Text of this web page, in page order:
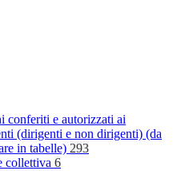
conferiti e autorizzati ai
(dirigenti e non dirigenti) (da
in tabelle) 293
collettiva 6